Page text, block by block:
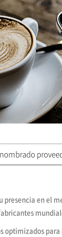
nombrado
presencia en el
optimizados